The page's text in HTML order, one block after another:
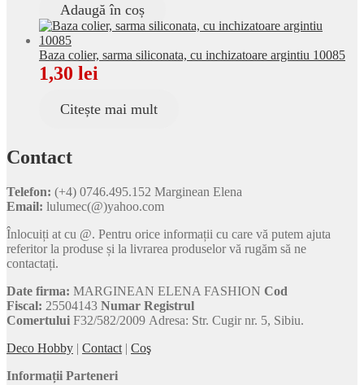
Adaugă în coș
Baza colier, sarma siliconata, cu inchizatoare argintiu 10085
1,30 lei
Citește mai mult
Contact
Telefon: (+4) 0746.495.152 Marginean Elena
Email: lulumec(@)yahoo.com
Înlocuiți at cu @. Pentru orice informații cu care vă putem ajuta
referitor la produse și la livrarea produselor vă rugăm să ne
contactați.
Date firma: MARGINEAN ELENA FASHION Cod
Fiscal: 25504143 Numar Registrul
Comertului F32/582/2009 Adresa: Str. Cugir nr. 5, Sibiu.
Deco Hobby | Contact | Coş
Informații Parteneri